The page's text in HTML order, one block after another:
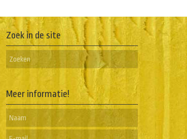
Zoek in de site
Meer informatie!